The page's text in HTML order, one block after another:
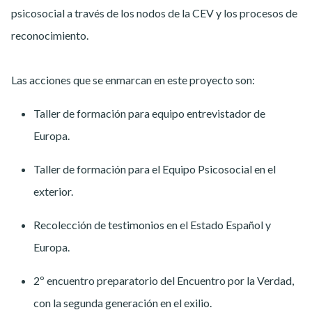
psicosocial a través de los nodos de la CEV y los procesos de
reconocimiento.
Las acciones que se enmarcan en este proyecto son:
Taller de formación para equipo entrevistador de
Europa.
Taller de formación para el Equipo Psicosocial en el
exterior.
Recolección de testimonios en el Estado Español y
Europa.
2º encuentro preparatorio del Encuentro por la Verdad,
con la segunda generación en el exilio.